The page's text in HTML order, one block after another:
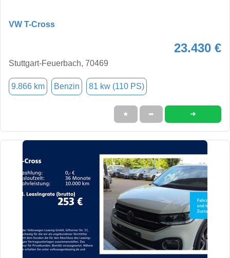
VW T-Cross
23.430 €
Stuttgart-Feuerbach, 70469
9.866 km Benzin 81 kw (110 PS)
★ ➦ ➜